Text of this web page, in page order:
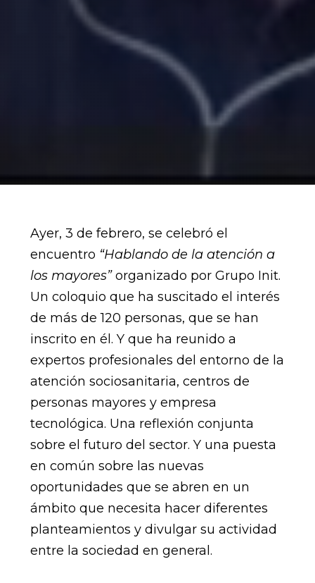
Ayer, 3 de febrero, se celebró el
encuentro “Hablando de la atención a
los mayores”organizado por Grupo Init.
Un coloquio que ha suscitado el interés
de más de 120 personas, que se han
inscrito en él. Y que ha reunido a
expertos profesionales del entorno de la
atención sociosanitaria, centros de
personas mayores y empresa
tecnológica. Una reflexión conjunta
sobre el futuro del sector. Y una puesta
en común sobre las nuevas
oportunidades que se abren en un
ámbito que necesita hacer diferentes
planteamientos y divulgar su actividad
entre la sociedad en general.